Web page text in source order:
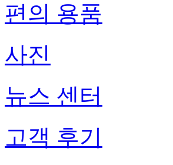
편의 용품
사진
뉴스 센터
고객 후기